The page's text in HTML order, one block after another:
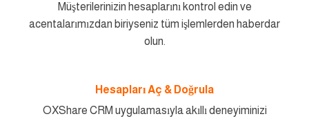
Müşterilerinizin hesaplarını kontrol edin ve
acentalarımızdan biriyseniz tüm işlemlerden haberdar
olun.
Hesapları Aç & Doğrula
OXShare CRM uygulamasıyla akıllı deneyiminizi